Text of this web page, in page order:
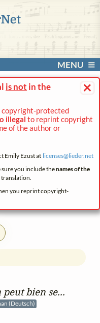
MENU
×
is not in the
copyright-protected
illegal to reprint copyright
of the author or
Emily Ezust at licenses@lieder.net
you include thenames of the
translation.
you reprint copyright-
peut bien se...
(Deutsch)